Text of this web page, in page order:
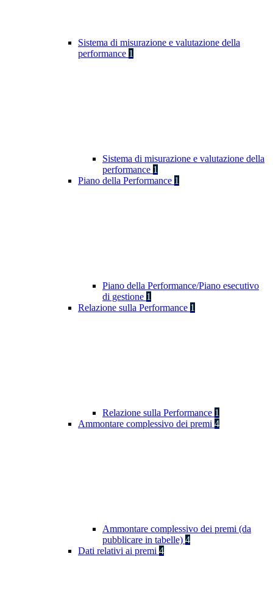
Sistema di misurazione e valutazione della
performance 1
Sistema di misurazione e valutazione della
performance 1
Piano della Performance 1
Piano della Performance/Piano esecutivo
di gestione 1
Relazione sulla Performance 1
Relazione sulla Performance 1
Ammontare complessivo dei premi 4
Ammontare complessivo dei premi (da
pubblicare in tabelle) 4
Dati relativi ai premi 4